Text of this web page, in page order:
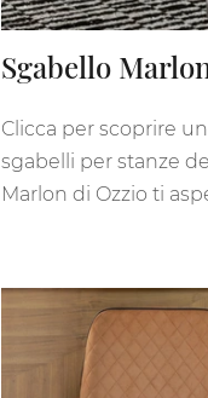
Sgabello
Clicca per scoprire
sgabelli per stanze
Marlon di Ozzio ti